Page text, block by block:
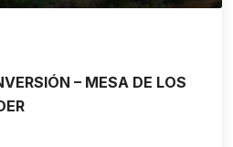
– MESA DE LOS